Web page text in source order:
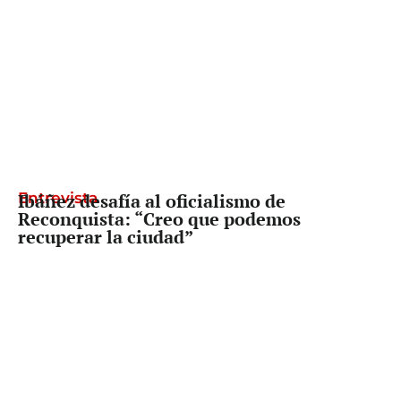
Entrevista
Ibáñez desafía al oficialismo de
Reconquista: “Creo que podemos
recuperar la ciudad”